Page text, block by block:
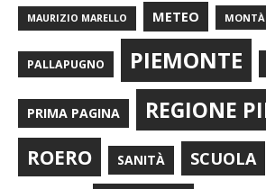
MAURIZIO MARELLO METEO MONTÀ
PALLAPUGNO PIEMONTE
PRIMA PAGINA REGIONE
ROERO SANITÀ SCUOLA